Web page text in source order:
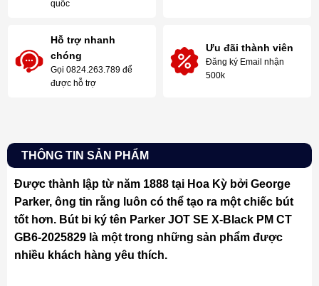
quốc
Hỗ trợ nhanh
chóng
Gọi 0824.263.789 để
được hỗ trợ
Ưu đãi thành viên
Đăng ký Email nhận
500k
THÔNG TIN SẢN PHẨM
Được thành lập từ năm 1888 tại Hoa Kỳ bởi George
Parker, ông tin rằng luôn có thể tạo ra một chiếc bút
tốt hơn. Bút bi ký tên Parker JOT SE X-Black PM CT
GB6-2025829 là một trong những sản phẩm được
nhiều khách hàng yêu thích.